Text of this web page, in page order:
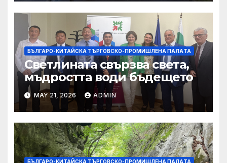
БЪЛГАРО-КИТАЙСКА ТЪРГОВСКО-ПРОМИШЛЕНА ПАЛAТА
Светлината свързва света,
мъдростта води бъдещето
MAY 21, 2026 ADMIN
БЪЛГАРО-КИТАЙСКА ТЪРГОВСКО-ПРОМИШЛЕНА ПАЛAТА